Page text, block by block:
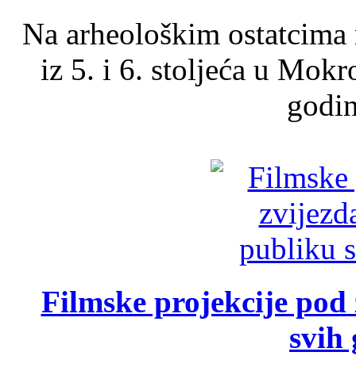
Na arheološkim
iz 5. i 6. stoljeća u
Filmske projekcije
svih